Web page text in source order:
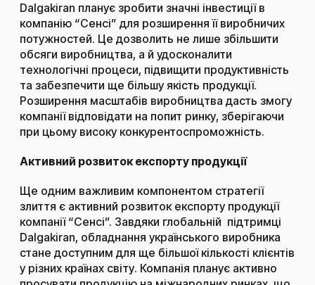
Dalgakiran планує зробити значні інвестиції в
компанію “Сенсі” для розширення її виробничих
потужностей. Це дозволить не лише збільшити
обсяги виробництва, а й удосконалити
технологічні процеси, підвищити продуктивність
та забезпечити ще більшу якість продукції.
Розширення масштабів виробництва дасть змогу
компанії відповідати на попит ринку, зберігаючи
при цьому високу конкурентоспроможність.
Активний розвиток експорту продукції
Ще одним важливим компонентом стратегії
злиття є активний розвиток експорту продукції
компанії “Сенсі”. Завдяки глобальній підтримці
Dalgakiran, обладнання українського виробника
стане доступним для ще більшої кількості клієнтів
у різних країнах світу. Компанія планує активно